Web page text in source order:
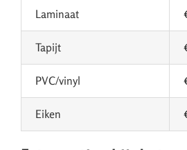
Laminaat
Tapijt
PVC/vinyl
Eiken